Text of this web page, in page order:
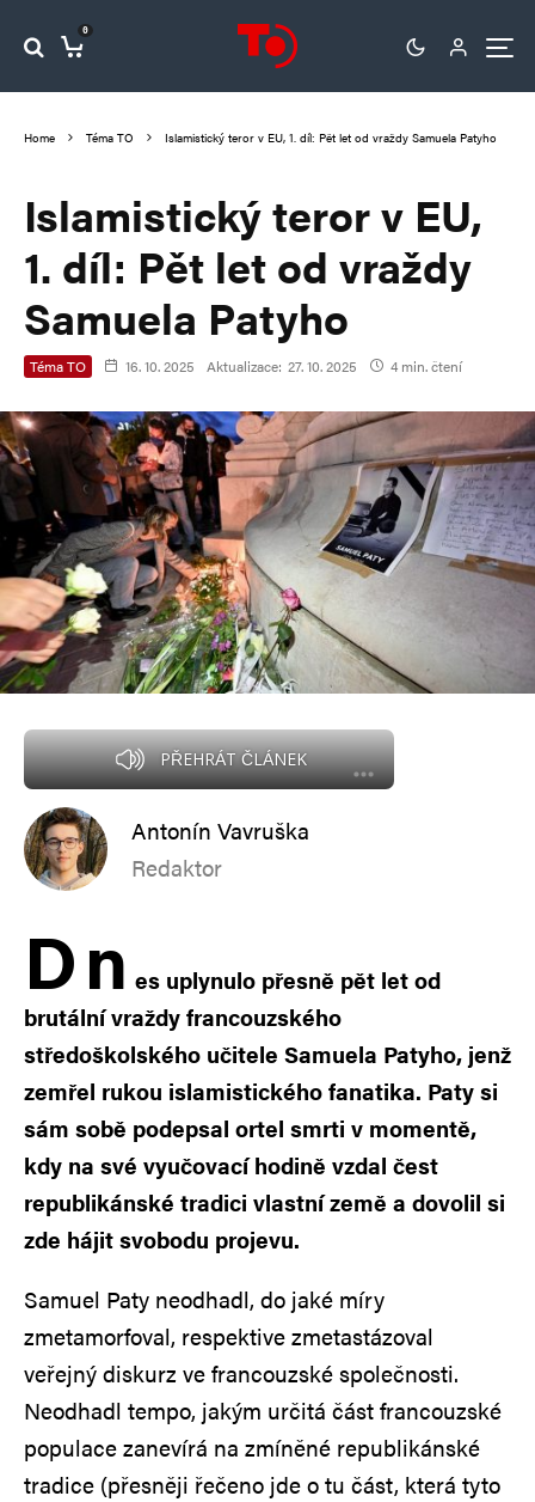
0
Home Téma TO Islamistický teror v EU, 1. díl: Pět let od vraždy Samuela Patyho
Islamistický teror v EU,
1. díl: Pět let od vraždy
Samuela Patyho
Téma TO 16. 10. 2025 Aktualizace: 27. 10. 2025 4 min. čtení
PŘEHRÁT ČLÁNEK
Antonín Vavruška
Redaktor
Dn es uplynulo přesně pět let od
brutální vraždy francouzského
středoškolského učitele Samuela Patyho, jenž
zemřel rukou islamistického fanatika. Paty si
sám sobě podepsal ortel smrti v momentě,
kdy na své vyučovací hodině vzdal čest
republikánské tradici vlastní země a dovolil si
zde hájit svobodu projevu.
Samuel Paty neodhadl, do jaké míry
zmetamorfoval, respektive zmetastázoval
veřejný diskurz ve francouzské společnosti.
Neodhadl tempo, jakým určitá část francouzské
populace zanevírá na zmíněné republikánské
tradice (přesněji řečeno jde o tu část, která tyto